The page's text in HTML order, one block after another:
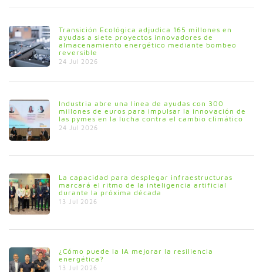
Transición Ecológica adjudica 165 millones en
ayudas a siete proyectos innovadores de
almacenamiento energético mediante bombeo
reversible
24 Jul 2026
Industria abre una línea de ayudas con 300
millones de euros para impulsar la innovación de
las pymes en la lucha contra el cambio climático
24 Jul 2026
La capacidad para desplegar infraestructuras
marcará el ritmo de la inteligencia artificial
durante la próxima década
13 Jul 2026
¿Cómo puede la IA mejorar la resiliencia
energética?
13 Jul 2026